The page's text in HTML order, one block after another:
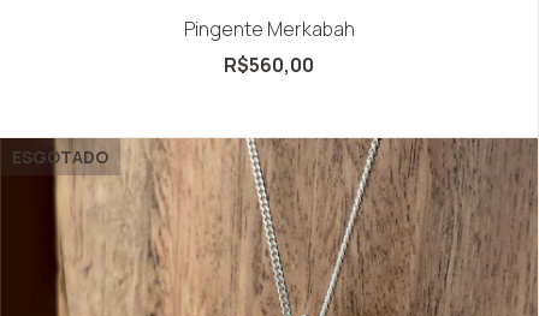
Pingente Merkabah
R$560,00
ESGOTADO